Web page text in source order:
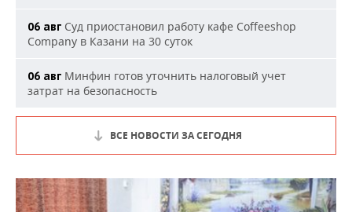
06 авг Суд приостановил работу кафе Coffeeshop
Company в Казани на 30 суток
06 авг Минфин готов уточнить налоговый учет
затрат на безопасность
ВСЕ НОВОСТИ ЗА СЕГОДНЯ